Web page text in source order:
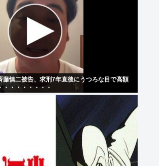
藤慎二被告、求刑7年直後にうつろな目で高額
・・・・・・・